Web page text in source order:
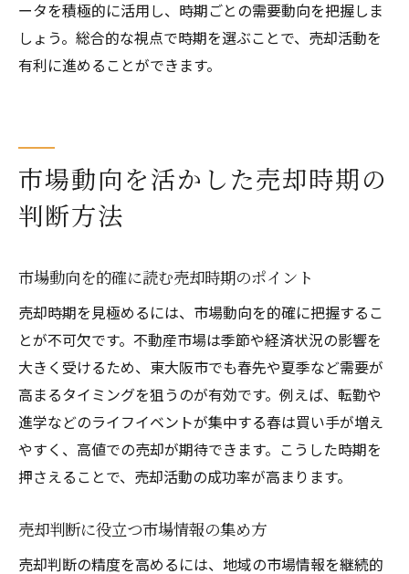
ータを積極的に活用し、時期ごとの需要動向を把握しま
しょう。総合的な視点で時期を選ぶことで、売却活動を
有利に進めることができます。
市場動向を活かした売却時期の
判断方法
市場動向を的確に読む売却時期のポイント
売却時期を見極めるには、市場動向を的確に把握するこ
とが不可欠です。不動産市場は季節や経済状況の影響を
大きく受けるため、東大阪市でも春先や夏季など需要が
高まるタイミングを狙うのが有効です。例えば、転勤や
進学などのライフイベントが集中する春は買い手が増え
やすく、高値での売却が期待できます。こうした時期を
押さえることで、売却活動の成功率が高まります。
売却判断に役立つ市場情報の集め方
売却判断の精度を高めるには、地域の市場情報を継続的